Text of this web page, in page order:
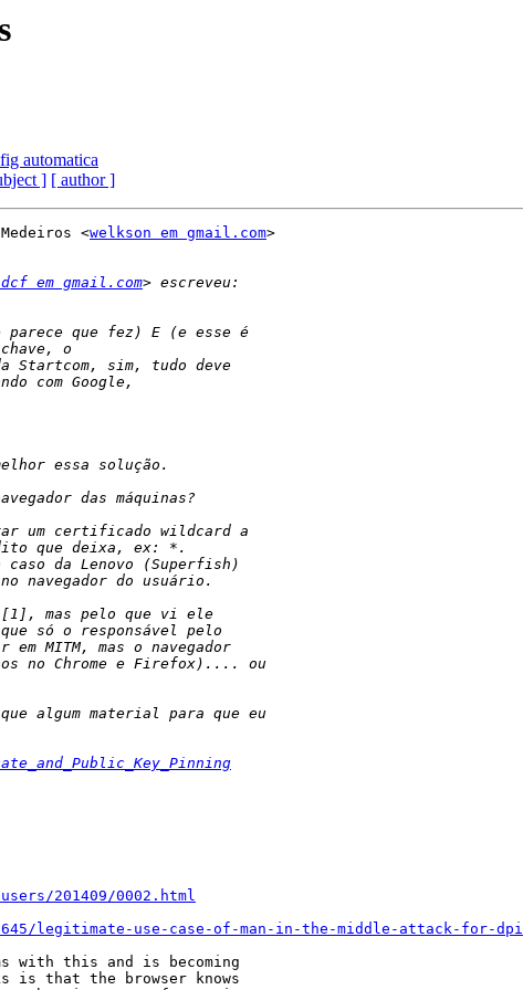
automatica
] [ author ]
<welkson em gmail.com>
em gmail.com
201409/0002.html
legitimate-use-case-of-man-in-the-middle-attack-for-dpi
with this and is becoming
is that the browser knows